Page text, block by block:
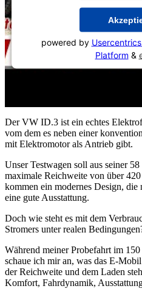
powered by
Platform &
Der VW ID.3 ist ein echtes
vom dem es neben einer
mit Elektromotor als Antrieb gibt.
Unser Testwagen soll aus seiner
maximale Reichweite von über
kommen ein modernes Design, die
eine gute Ausstattung.
Doch wie steht es mit dem
Stromers unter realen
Während meiner Probefahrt im
schaue ich mir an, was das E-
der Reichweite und dem Laden
Komfort, Fahrdynamik,